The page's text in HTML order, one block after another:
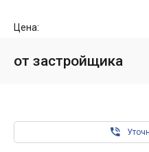
Цена:
от застройщика
